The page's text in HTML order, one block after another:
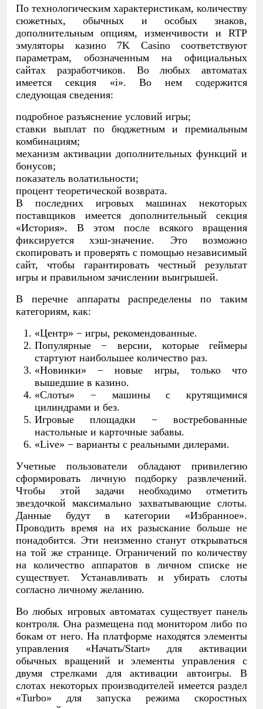
По технологическим характеристикам, количеству
сюжетных, обычных и особых знаков,
дополнительным опциям, изменчивости и RTP
эмуляторы казино 7K Casino соответствуют
параметрам, обозначенным на официальных
сайтах разработчиков. Во любых автоматах
имеется секция «i». Во нем содержится
следующая сведения:
подробное разъяснение условий игры;
ставки выплат по бюджетным и премиальным
комбинациям;
механизм активации дополнительных функций и
бонусов;
показатель волатильности;
процент теоретической возврата.
В последних игровых машинах некоторых
поставщиков имеется дополнительный секция
«История». В этом после всякого вращения
фиксируется хэш-значение. Это возможно
скопировать и проверять с помощью независимый
сайт, чтобы гарантировать честный результат
игры и правильном зачислении выигрышей.
В перечне аппараты распределены по таким
категориям, как:
«Центр» − игры, рекомендованные.
Популярные − версии, которые геймеры
стартуют наибольшее количество раз.
«Новинки» − новые игры, только что
вышедшие в казино.
«Слоты» − машины с крутящимися
цилиндрами и без.
Игровые площадки − востребованные
настольные и карточные забавы.
«Live» − варианты с реальными дилерами.
Учетные пользователи обладают привилегию
сформировать личную подборку развлечений.
Чтобы этой задачи необходимо отметить
звездочкой максимально захватывающие слоты.
Данные будут в категории «Избранное».
Проводить время на их разыскание больше не
понадобится. Эти неизменно станут открываться
на той же странице. Ограничений по количеству
на количество аппаратов в личном списке не
существует. Устанавливать и убирать слоты
согласно личному желанию.
Во любых игровых автоматах существует панель
контроля. Она размещена под монитором либо по
бокам от него. На платформе находятся элементы
управления «Начать/Start» для активации
обычных вращений и элементы управления с
двумя стрелками для активации автоигры. В
слотах некоторых производителей имеется раздел
«Turbo» для запуска режима скоростных